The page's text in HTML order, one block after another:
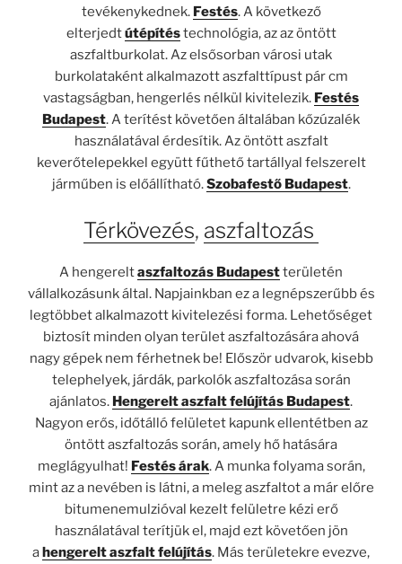
tevékenykednek. Festés. A következő
elterjedtútépítéstechnológia, az az öntött
aszfaltburkolat. Az elsősorban városi utak
burkolataként alkalmazott aszfalttípust pár cm
vastagságban, hengerlés nélkül kivitelezik. Festés
Budapest. A terítést követően általában kőzúzalék
használatával érdesítik. Az öntött aszfalt
keverőtelepekkel együtt fűthető tartállyal felszerelt
járműben is előállítható.Szobafestő Budapest.
Térkövezés, aszfaltozás
A hengereltaszfaltozás Budapestterületén
vállalkozásunk által. Napjainkban ez a legnépszerűbb és
legtöbbet alkalmazott kivitelezési forma. Lehetőséget
biztosít minden olyan terület aszfaltozására ahová
nagy gépek nem férhetnek be! Először udvarok, kisebb
telephelyek, járdák, parkolók aszfaltozása során
ajánlatos. Hengerelt aszfalt felújítás Budapest.
Nagyon erős, időtálló felületet kapunk ellentétben az
öntött aszfaltozás során, amely hő hatására
meglágyulhat! Festés árak. A munka folyama során,
mint az a nevében is látni, a meleg aszfaltot a már előre
bitumenemulzióval kezelt felületre kézi erő
használatával terítjük el, majd ezt követően jön
ahengerelt aszfalt felújítás. Más területekre evezve,